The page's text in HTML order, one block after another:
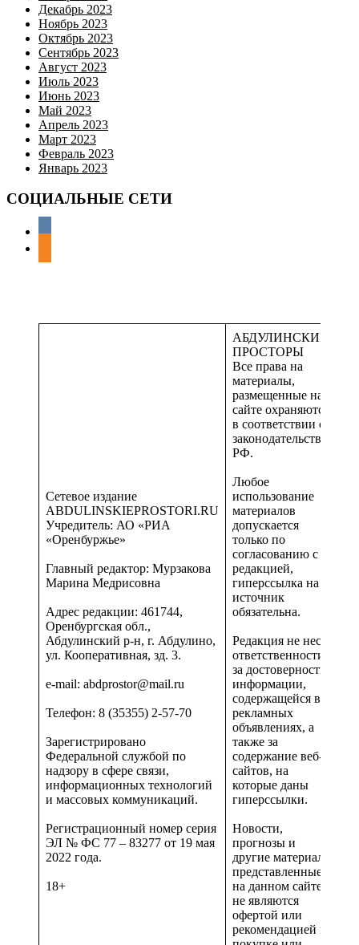
Декабрь 2023
Ноябрь 2023
Октябрь 2023
Сентябрь 2023
Август 2023
Июль 2023
Июнь 2023
Май 2023
Апрель 2023
Март 2023
Февраль 2023
Январь 2023
СОЦИАЛЬНЫЕ СЕТИ
Сетевое издание
ABDULINSKIEPROSTORI.RU
Учредитель: АО «РИА
«Оренбуржье»
Главный редактор: Мурзакова
Марина Медрисовна
Адрес редакции: 461744,
Оренбургская обл.,
Абдулинский р-н, г. Абдулино,
ул. Кооперативная, зд. 3.
e-mail: abdprostor@mail.ru
Телефон: 8 (35355) 2-57-70
Зарегистрировано
Федеральной службой по
надзору в сфере связи,
информационных технологий
и массовых коммуникаций.
Регистрационный номер серия
ЭЛ № ФС 77 – 83277 от 19 мая
2022 года.
18+
АБДУЛИНСКИЕ
ПРОСТОРЫ
Все права на
материалы,
размещенные на
сайте охраняются
в соответствии с
законодательством
РФ.
Любое
использование
материалов
допускается
только по
согласованию с
редакцией,
гиперссылка на
источник
обязательна.
Редакция не несет
ответственности
за достоверность
информации,
содержащейся в
рекламных
объявлениях, а
также за
содержание веб-
сайтов, на
которые даны
гиперссылки.
Новости,
прогнозы и
другие материалы,
представленные
на данном сайте
не являются
офертой или
рекомендацией к